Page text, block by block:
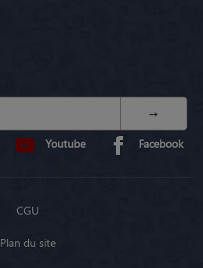
Youtube Facebook
CGU
Plan du site